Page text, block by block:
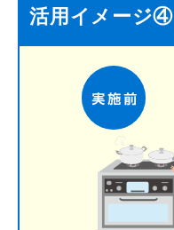
活用イメージ④